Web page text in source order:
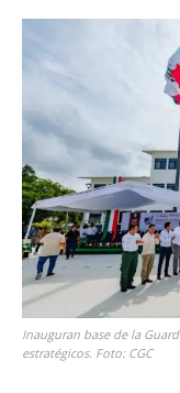
Inauguran base de la
estratégicos. Foto: CGC